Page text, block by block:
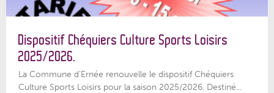
Dispositif Chéquiers Culture Sports Loisirs
2025/2026.
La Commune d'Ernée renouvelle le dispositif Chéquiers
Culture Sports Loisirs pour la saison 2025/2026. Destiné...